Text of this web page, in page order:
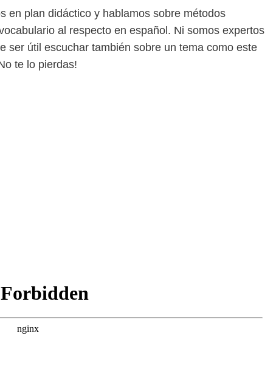
en plan didáctico y hablamos sobre métodos
al respecto en español. Ni somos expertos
ser útil escuchar también sobre un tema como este
te lo pierdas!